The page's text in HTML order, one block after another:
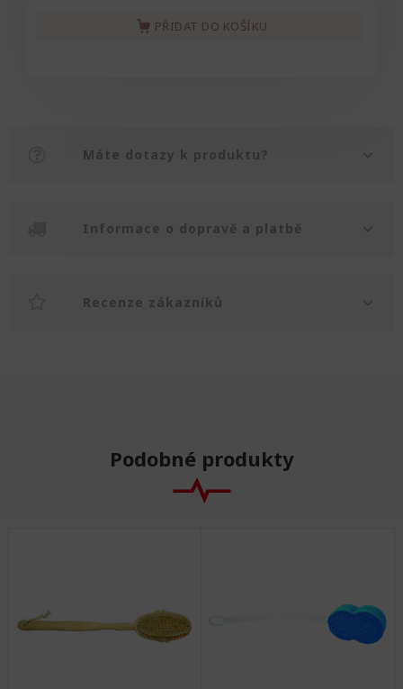
PŘIDAT DO KOŠÍKU
Máte dotazy k produktu?
Informace o dopravě a platbě
Recenze zákazníků
Podobné produkty